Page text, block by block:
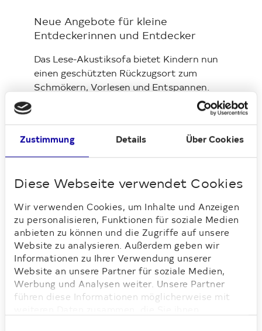
Zustimmung Details Über Cookies
Diese Webseite verwendet Cookies
Wir verwenden Cookies, um Inhalte und Anzeigen
zu personalisieren, Funktionen für soziale Medien
anbieten zu können und die Zugriffe auf unsere
Website zu analysieren. Außerdem geben wir
Informationen zu Ihrer Verwendung unserer
Website an unsere Partner für soziale Medien,
Werbung und Analysen weiter. Unsere Partner
führen diese Informationen möglicherweise mit
Neue Angebote für kleine
Entdeckerinnen und Entdecker
Das Lese-Akustiksofa bietet Kindern nun
einen geschützten Rückzugsort zum
Schmökern, Vorlesen und Entspannen.
Gleichzeitig lädt das neue Holzschiff als
Spielgerät zum Klettern, Entdecken und
Anschaffungen bereichern den offenen
Treff und schaffen zusätzliche
Austausch im Quartier.
Vom Nachbarschaftszentrum kam bereits
eine positive Rückmeldung: Das Sofa und
das Holzschiff sind angekommen und
erfreuen sich seitdem großer Beliebtheit
bei den kleinen Besucherinnen und
Besuchern.